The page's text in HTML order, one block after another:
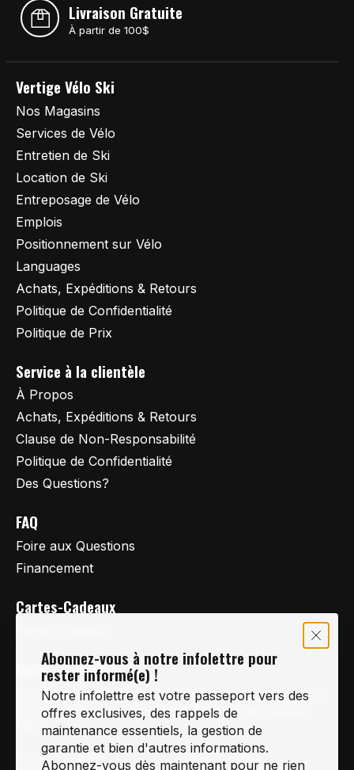
Livraison Gratuite
À partir de 100$
Vertige Vélo Ski
Nos Magasins
Services de Vélo
Entretien de Ski
Location de Ski
Entreposage de Vélo
Emplois
Positionnement sur Vélo
Languages
Achats, Expéditions & Retours
Politique de Confidentialité
Politique de Prix
Service à la clientèle
À Propos
Achats, Expéditions & Retours
Clause de Non-Responsabilité
Politique de Confidentialité
Des Questions?
FAQ
Foire aux Questions
Financement
Cartes-Cadeaux
Vertige Vélo Ski
La référence en vélo de route, vélo de montagne et
vélo hybride sur la Rive-Sud de Montréal, depuis
1997.
Notre courriel
Nous Joindre
Abonnez-vous à notre infolettre pour
rester informé(e) !
Notre infolettre est votre passeport vers des
offres exclusives, des rappels de
maintenance essentiels, la gestion de
garantie et bien d'autres informations.
Abonnez-vous dès maintenant pour ne rien